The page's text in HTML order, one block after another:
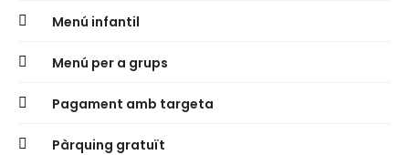
Menú infantil
Menú per a grups
Pagament amb targeta
Pàrquing gratuït